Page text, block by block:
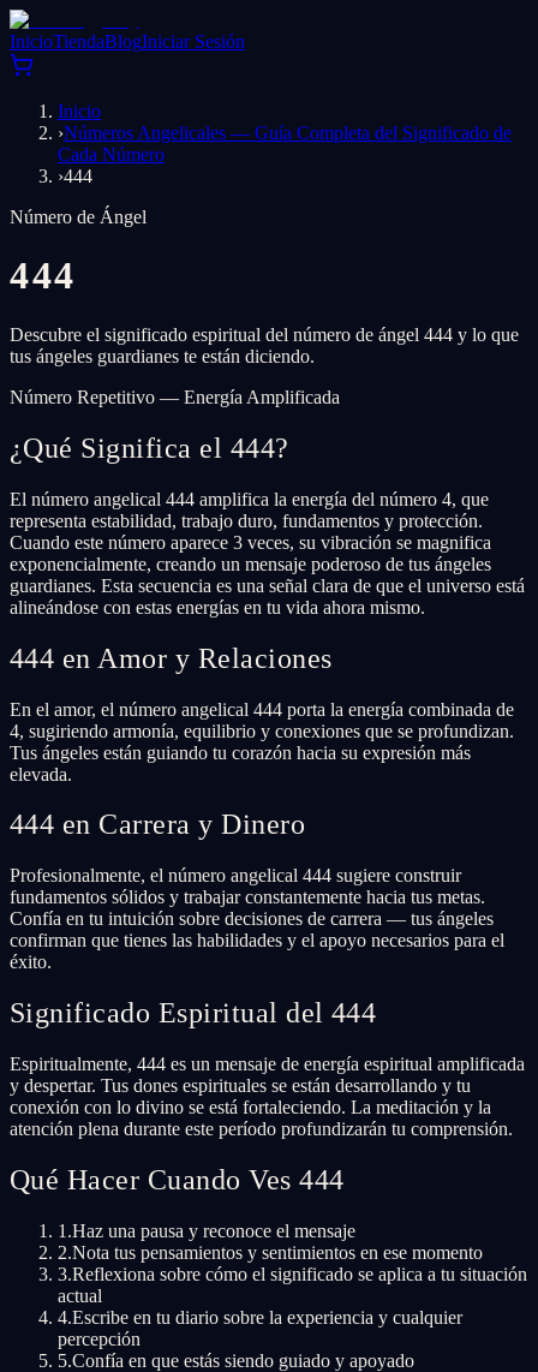
InicioTiendaBlogIniciar Sesión
Inicio
›Números Angelicales — Guía Completa del Significado de
Cada Número
›444
Número de Ángel
444
Descubre el significado espiritual del número de ángel 444 y lo que
tus ángeles guardianes te están diciendo.
Número Repetitivo — Energía Amplificada
¿Qué Significa el 444?
El número angelical 444 amplifica la energía del número 4, que
representa estabilidad, trabajo duro, fundamentos y protección.
Cuando este número aparece 3 veces, su vibración se magnifica
exponencialmente, creando un mensaje poderoso de tus ángeles
guardianes. Esta secuencia es una señal clara de que el universo está
alineándose con estas energías en tu vida ahora mismo.
444 en Amor y Relaciones
En el amor, el número angelical 444 porta la energía combinada de
4, sugiriendo armonía, equilibrio y conexiones que se profundizan.
Tus ángeles están guiando tu corazón hacia su expresión más
elevada.
444 en Carrera y Dinero
Profesionalmente, el número angelical 444 sugiere construir
fundamentos sólidos y trabajar constantemente hacia tus metas.
Confía en tu intuición sobre decisiones de carrera — tus ángeles
confirman que tienes las habilidades y el apoyo necesarios para el
éxito.
Significado Espiritual del 444
Espiritualmente, 444 es un mensaje de energía espiritual amplificada
y despertar. Tus dones espirituales se están desarrollando y tu
conexión con lo divino se está fortaleciendo. La meditación y la
atención plena durante este período profundizarán tu comprensión.
Qué Hacer Cuando Ves 444
1.Haz una pausa y reconoce el mensaje
2.Nota tus pensamientos y sentimientos en ese momento
3.Reflexiona sobre cómo el significado se aplica a tu situación
actual
4.Escribe en tu diario sobre la experiencia y cualquier
percepción
5.Confía en que estás siendo guiado y apoyado